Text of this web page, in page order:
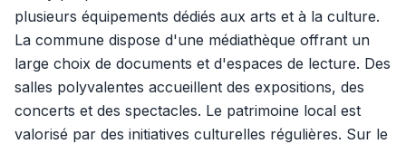
plusieurs équipements dédiés aux arts et à la culture.
La commune dispose d'une médiathèque offrant un
large choix de documents et d'espaces de lecture. Des
salles polyvalentes accueillent des expositions, des
concerts et des spectacles. Le patrimoine local est
valorisé par des initiatives culturelles régulières. Sur le